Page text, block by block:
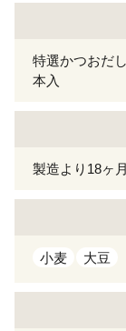
特選かつおだ
本入
製造より18ヶ月
小麦 大豆